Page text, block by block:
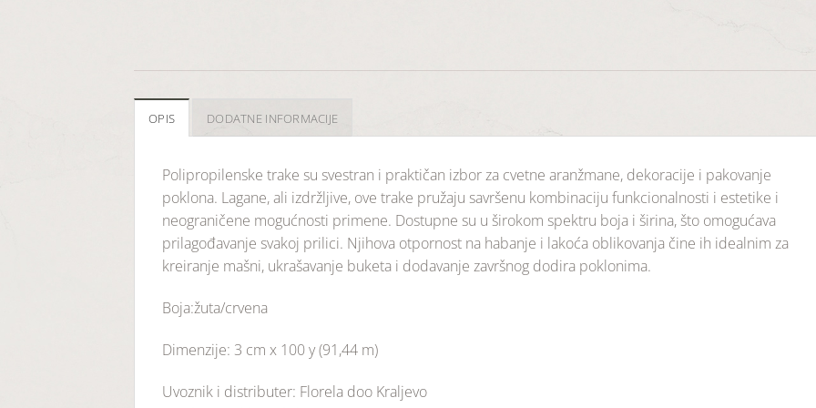
OPIS DODATNE INFORMACIJE
Polipropilenske trake su svestran i praktičan izbor za cvetne aranžmane, dekoracije i pakovanje
poklona. Lagane, ali izdržljive, ove trake pružaju savršenu kombinaciju funkcionalnosti i estetike i
neograničene mogućnosti primene. Dostupne su u širokom spektru boja i širina, što omogućava
prilagođavanje svakoj prilici. Njihova otpornost na habanje i lakoća oblikovanja čine ih idealnim za
kreiranje mašni, ukrašavanje buketa i dodavanje završnog dodira poklonima.
Boja:žuta/crvena
Dimenzije: 3 cm x 100 y (91,44 m)
Uvoznik i distributer: Florela doo Kraljevo